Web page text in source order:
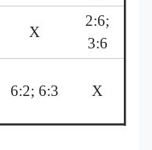
X
2:6;
3:6
6:2; 6:3 X